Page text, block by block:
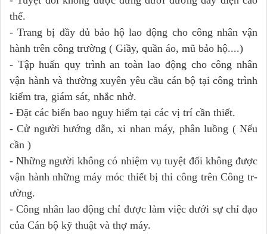
thế.
- Trang bị đầy đủ bảo hộ lao động cho công nhân vận
hành trên công tr­ường ( Giầy, quần áo, mũ bảo hộ....)
- Tập huấn quy trình an toàn lao động cho công nhân
vận hành và thư­ờng xuyên yêu cầu cán bộ tại công trình
kiểm tra, giám sát, nhắc nhở.
- Đặt các biển bao nguy hiểm tại các vị trí cần thiết.
- Cử ng­ười hư­ớng dẫn, xi nhan máy, phân luồng ( Nếu
cần )
- Những ng­ười không có nhiệm vụ tuyệt đối không đư­ợc
vận hành những máy móc thiết bị thi công trên Công tr­
ường.
- Công nhân lao động chỉ đ­ược làm việc dưới sự chỉ đạo
của Cán bộ kỹ thuật và thợ máy.